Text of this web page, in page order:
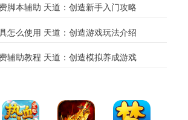
脚本辅助 天道：创造新手入门攻略
怎么使用 天道：创造游戏玩法介绍
辅助教程 天道：创造模拟养成游戏